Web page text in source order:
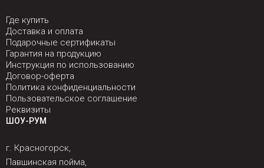
Где купить
Доставка и оплата
Подарочные сертификаты
Гарантия на продукцию
Инструкция по использованию
Договор-оферта
Политика конфиденциальности
Пользовательское соглашение
Реквизиты
ШОУ-РУМ
г. Красногорск,
Павшинская пойма,